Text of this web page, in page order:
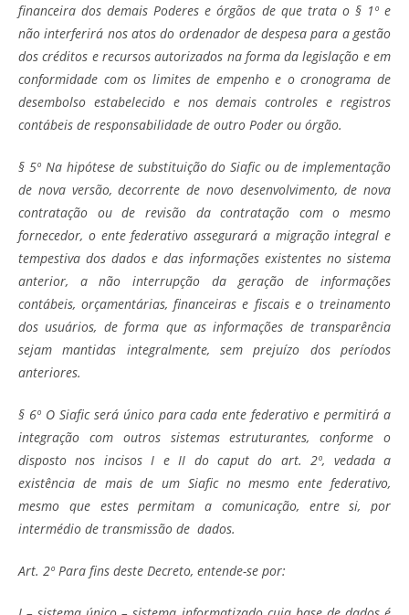
financeira dos demais Poderes e órgãos de que trata o § 1º e
não interferirá nos atos do ordenador de despesa para a gestão
dos créditos e recursos autorizados na forma da legislação e em
conformidade com os limites de empenho e o cronograma de
desembolso estabelecido e nos demais controles e registros
contábeis de responsabilidade de outro Poder ou órgão.
§ 5º Na hipótese de substituição do Siafic ou de implementação
de nova versão, decorrente de novo desenvolvimento, de nova
contratação ou de revisão da contratação com o mesmo
fornecedor, o ente federativo assegurará a migração integral e
tempestiva dos dados e das informações existentes no sistema
anterior, a não interrupção da geração de informações
contábeis, orçamentárias, financeiras e fiscais e o treinamento
dos usuários, de forma que as informações de transparência
sejam mantidas integralmente, sem prejuízo dos períodos
anteriores.
§ 6º O Siafic será único para cada ente federativo e permitirá a
integração com outros sistemas estruturantes, conforme o
disposto nos incisos I e II do caput do art. 2º, vedada a
existência de mais de um Siafic no mesmo ente federativo,
mesmo que estes permitam a comunicação, entre si, por
intermédio de transmissão de dados.
Art. 2º Para fins deste Decreto, entende-se por: